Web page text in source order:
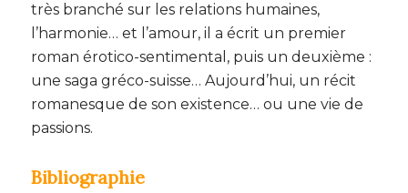
très branché sur les relations humaines,
l’harmonie… et l’amour, il a écrit un premier
roman érotico-sentimental, puis un deuxième :
une saga gréco-suisse… Aujourd’hui, un récit
romanesque de son existence… ou une vie de
passions.
Bibliographie